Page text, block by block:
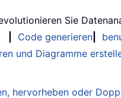
Sie
Code generieren
und Diagramme
hervorheben oder